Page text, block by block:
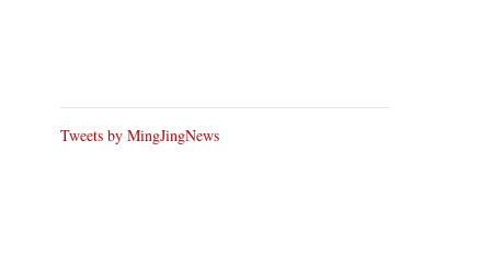
Tweets by MingJingNews